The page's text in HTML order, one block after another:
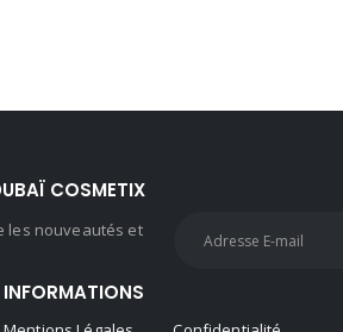
COSMETIX
les nouveautés et
INFORMATIONS